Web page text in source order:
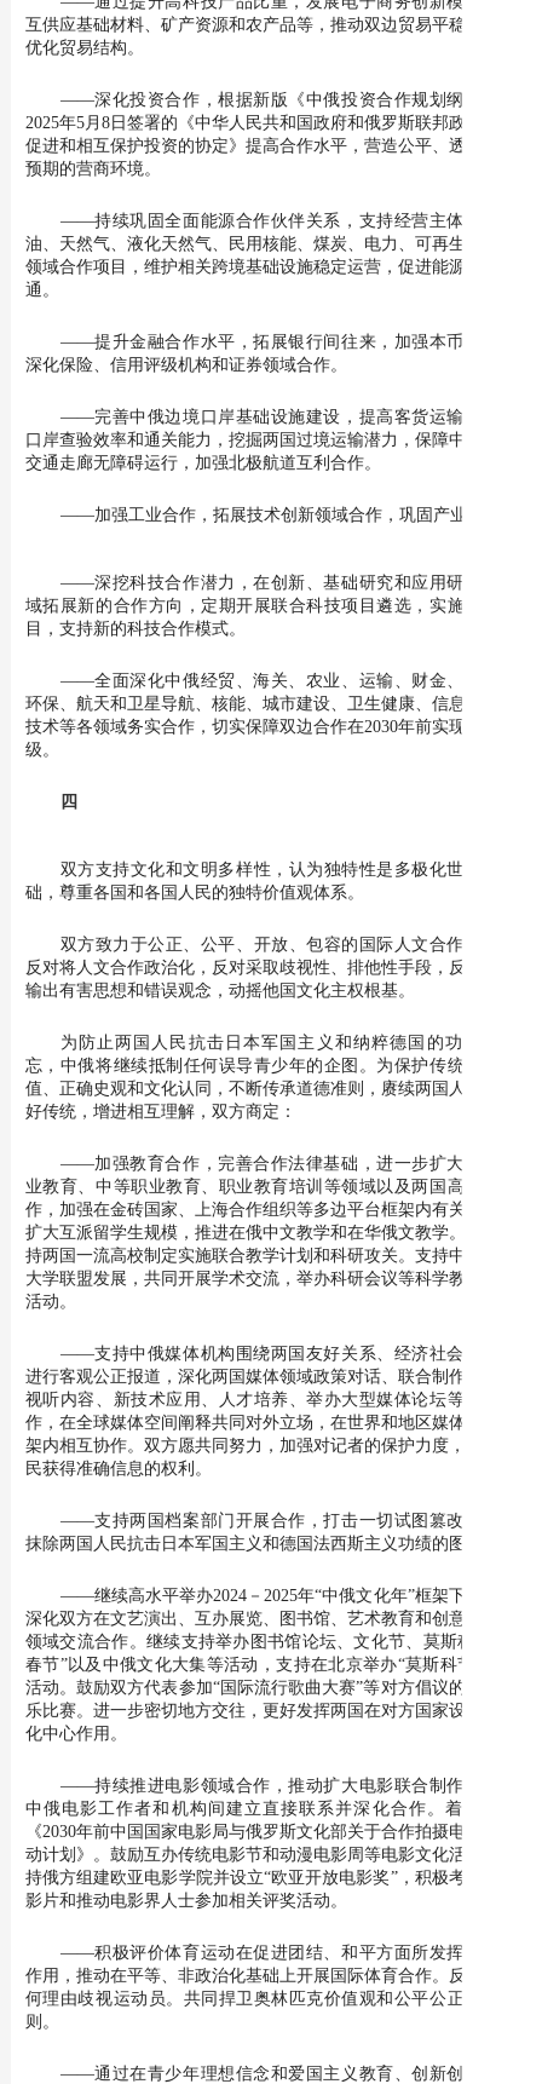
互供应基础材料、矿产资源和农产品等，推动双边贸易平稳发展，
优化贸易结构。
——深化投资合作，根据新版《中俄投资合作规划纲要》和
2025年5月8日签署的《中华人民共和国政府和俄罗斯联邦政府关于
促进和相互保护投资的协定》提高合作水平，营造公平、透明、可
预期的营商环境。
——持续巩固全面能源合作伙伴关系，支持经营主体实施石
油、天然气、液化天然气、民用核能、煤炭、电力、可再生能源等
领域合作项目，维护相关跨境基础设施稳定运营，促进能源运输畅
通。
——提升金融合作水平，拓展银行间往来，加强本币结算，
深化保险、信用评级机构和证券领域合作。
——完善中俄边境口岸基础设施建设，提高客货运输效率、
口岸查验效率和通关能力，挖掘两国过境运输潜力，保障中俄跨境
交通走廊无障碍运行，加强北极航道互利合作。
——加强工业合作，拓展技术创新领域合作，巩固产业链。
——深挖科技合作潜力，在创新、基础研究和应用研究等领
域拓展新的合作方向，定期开展联合科技项目遴选，实施科研项
目，支持新的科技合作模式。
——全面深化中俄经贸、海关、农业、运输、财金、工业、
环保、航天和卫星导航、核能、城市建设、卫生健康、信息和通信
技术等各领域务实合作，切实保障双边合作在2030年前实现提质升
级。
四
双方支持文化和文明多样性，认为独特性是多极化世界的基
础，尊重各国和各国人民的独特价值观体系。
双方致力于公正、公平、开放、包容的国际人文合作，坚决
反对将人文合作政治化，反对采取歧视性、排他性手段，反对通过
输出有害思想和错误观念，动摇他国文化主权根基。
为防止两国人民抗击日本军国主义和纳粹德国的功勋被遗
忘，中俄将继续抵制任何误导青少年的企图。为保护传统道德价
值、正确史观和文化认同，不断传承道德准则，赓续两国人民的友
好传统，增进相互理解，双方商定：
——加强教育合作，完善合作法律基础，进一步扩大普通职
业教育、中等职业教育、职业教育培训等领域以及两国高校间合
作，加强在金砖国家、上海合作组织等多边平台框架内有关合作，
扩大互派留学生规模，推进在俄中文教学和在华俄文教学。继续支
持两国一流高校制定实施联合教学计划和科研攻关。支持中俄同类
大学联盟发展，共同开展学术交流，举办科研会议等科学教育领域
活动。
——支持中俄媒体机构围绕两国友好关系、经济社会发展等
进行客观公正报道，深化两国媒体领域政策对话、联合制作、交流
视听内容、新技术应用、人才培养、举办大型媒体论坛等方面合
作，在全球媒体空间阐释共同对外立场，在世界和地区媒体组织框
架内相互协作。双方愿共同努力，加强对记者的保护力度，保障公
民获得准确信息的权利。
——支持两国档案部门开展合作，打击一切试图篡改历史、
抹除两国人民抗击日本军国主义和德国法西斯主义功绩的图谋。
——继续高水平举办2024－2025年“中俄文化年”框架下活动，
深化双方在文艺演出、互办展览、图书馆、艺术教育和创意产业等
领域交流合作。继续支持举办图书馆论坛、文化节、莫斯科“欢乐
春节”以及中俄文化大集等活动，支持在北京举办“莫斯科节”系列
活动。鼓励双方代表参加“国际流行歌曲大赛”等对方倡议的国际音
乐比赛。进一步密切地方交往，更好发挥两国在对方国家设立的文
化中心作用。
——持续推进电影领域合作，推动扩大电影联合制作，推动
中俄电影工作者和机构间建立直接联系并深化合作。着手落实
《2030年前中国国家电影局与俄罗斯文化部关于合作拍摄电影的行
动计划》。鼓励互办传统电影节和动漫电影周等电影文化活动，支
持俄方组建欧亚电影学院并设立“欧亚开放电影奖”，积极考虑选送
影片和推动电影界人士参加相关评奖活动。
——积极评价体育运动在促进团结、和平方面所发挥的独特
作用，推动在平等、非政治化基础上开展国际体育合作。反对以任
何理由歧视运动员。共同捍卫奥林匹克价值观和公平公正体育原
则。
——通过在青少年理想信念和爱国主义教育、创新创业、志